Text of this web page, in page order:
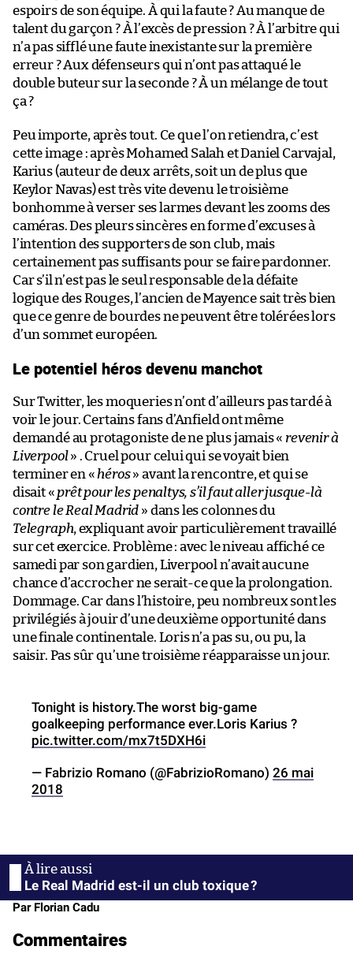
espoirs de son équipe. À qui la faute ? Au manque de
talent du garçon ? À l’excès de pression ? À l’arbitre qui
n’a pas sifflé une faute inexistante sur la première
erreur ? Aux défenseurs qui n’ont pas attaqué le
double buteur sur la seconde ? À un mélange de tout
ça ?
Peu importe, après tout. Ce que l’on retiendra, c’est
cette image : après Mohamed Salah et Daniel Carvajal,
Karius (auteur de deux arrêts, soit un de plus que
Keylor Navas) est très vite devenu le troisième
bonhomme à verser ses larmes devant les zooms des
caméras. Des pleurs sincères en forme d’excuses à
l’intention des supporters de son club, mais
certainement pas suffisants pour se faire pardonner.
Car s’il n’est pas le seul responsable de la défaite
logique des Rouges, l’ancien de Mayence sait très bien
que ce genre de bourdes ne peuvent être tolérées lors
d’un sommet européen.
Le potentiel héros devenu manchot
Sur Twitter, les moqueries n’ont d’ailleurs pas tardé à
voir le jour. Certains fans d’Anfield ont même
demandé au protagoniste de ne plus jamais « revenir à
Liverpool» . Cruel pour celui qui se voyait bien
terminer en « héros» avant la rencontre, et qui se
disait « prêt pour les penaltys, s’il faut aller jusque-là
contre le Real Madrid » dans les colonnes du
Telegraph, expliquant avoir particulièrement travaillé
sur cet exercice. Problème : avec le niveau affiché ce
samedi par son gardien, Liverpool n’avait aucune
chance d’accrocher ne serait-ce que la prolongation.
Dommage. Car dans l’histoire, peu nombreux sont les
privilégiés à jouir d’une deuxième opportunité dans
une finale continentale. Loris n’a pas su, ou pu, la
saisir. Pas sûr qu’une troisième réapparaisse un jour.
Tonight is history.The worst big-game
goalkeeping performance ever.Loris Karius ?
pic.twitter.com/mx7t5DXH6i
— Fabrizio Romano (@FabrizioRomano) 26 mai
2018
Le Real Madrid est-il un club toxique ?
Par Florian Cadu
Commentaires